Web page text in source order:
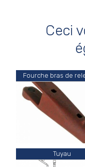
Ceci
Fourche bras de
Tuyau